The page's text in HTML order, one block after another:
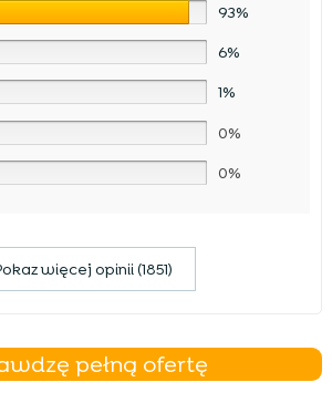
93%
6%
1%
0%
0%
więcej opinii (1851)
pełną ofertę